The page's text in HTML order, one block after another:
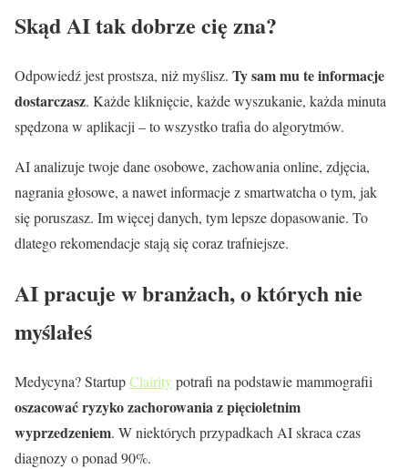
Skąd AI tak dobrze cię zna?
Odpowiedź jest prostsza, niż myślisz. Ty sam mu te informacje
dostarczasz. Każde kliknięcie, każde wyszukanie, każda minuta
spędzona w aplikacji – to wszystko trafia do algorytmów.
AI analizuje twoje dane osobowe, zachowania online, zdjęcia,
nagrania głosowe, a nawet informacje z smartwatcha o tym, jak
się poruszasz. Im więcej danych, tym lepsze dopasowanie. To
dlatego rekomendacje stają się coraz trafniejsze.
AI pracuje w branżach, o których nie
myślałeś
Medycyna? StartupClairitypotrafi na podstawie mammografii
oszacować ryzyko zachorowania z pięcioletnim
wyprzedzeniem. W niektórych przypadkach AI skraca czas
diagnozy o ponad 90%.